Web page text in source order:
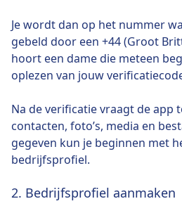
Je wordt dan op het nummer
gebeld door een +44 (Groot
hoort een dame die meteen
oplezen van jouw
Na de verificatie vraagt de app
contacten, foto’s, media en
gegeven kun je beginnen met
bedrijfsprofiel.
2. Bedrijfsprofiel aanmaken